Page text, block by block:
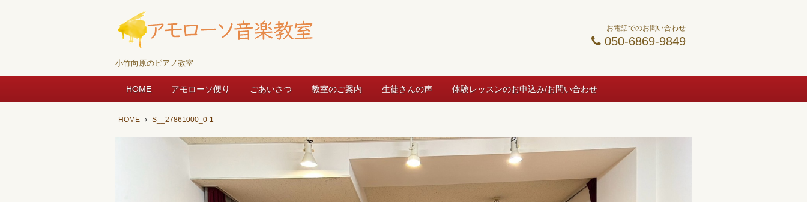
小竹向原のピアノ教室
お電話でのお問い合わせ
050-6869-9849
HOME アモローソ便り ごあいさつ 教室のご案内 生徒さんの声 体験レッスンのお申込み/お問い合わせ
HOME S__27861000_0-1